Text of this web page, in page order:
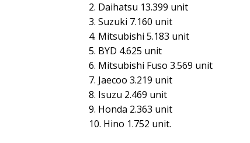
2. Daihatsu 13.399 unit
3. Suzuki 7.160 unit
4. Mitsubishi 5.183 unit
5. BYD 4.625 unit
6. Mitsubishi Fuso 3.569 unit
7. Jaecoo 3.219 unit
8. Isuzu 2.469 unit
9. Honda 2.363 unit
10. Hino 1.752 unit.